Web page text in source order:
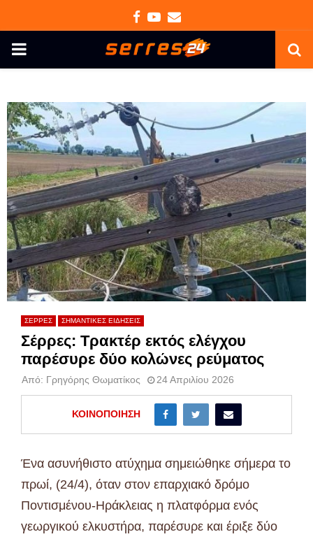
Facebook
Youtube
Email
PRIMARY
ΣΕΡΡΕΣ ΣΗΜΑΝΤΙΚΕΣ ΕΙΔΗΣΕΙΣ
Σέρρες: Τρακτέρ εκτός ελέγχου
παρέσυρε δύο κολώνες ρεύματος
Από: Γρηγόρης Θωματίκος 24 Απριλίου 2026
ΚΟΙΝΟΠΟΊΗΣΗ
Ένα ασυνήθιστο ατύχημα σημειώθηκε σήμερα το
πρωί, (24/4), όταν στον επαρχιακό δρόμο
Ποντισμένου-Ηράκλειας η πλατφόρμα ενός
γεωργικού ελκυστήρα, παρέσυρε και έριξε δύο